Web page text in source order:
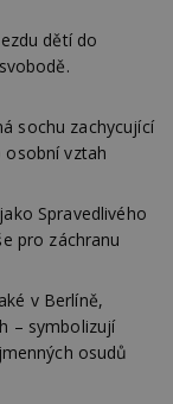
dětí do
sochu zachycující
osobní vztah
Spravedlivého
pro záchranu
v Berlíně,
– symbolizují
osudů